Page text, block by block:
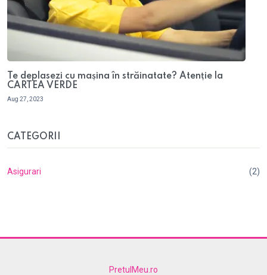
Te deplasezi cu mașina în străinatate? Atenție la
CARTEA VERDE
Aug 27, 2023
CATEGORII
Asigurari (2)
PretulMeu.ro